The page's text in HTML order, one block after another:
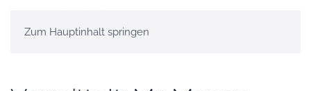
Zum Hauptinhalt springen